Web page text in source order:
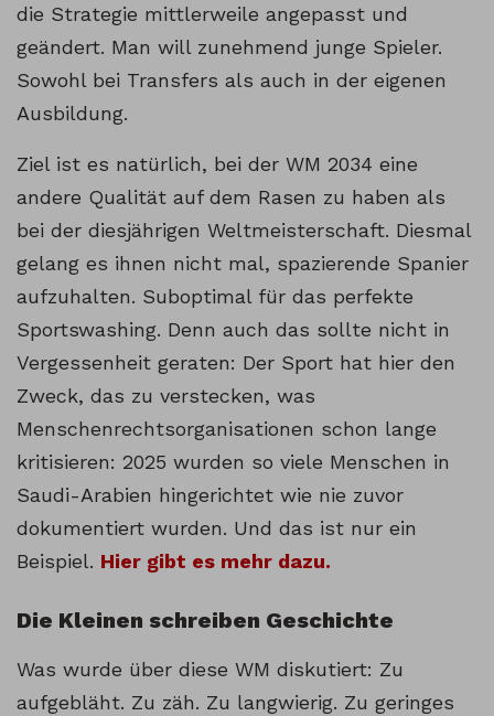
die Strategie mittlerweile angepasst und
geändert. Man will zunehmend junge Spieler.
Sowohl bei Transfers als auch in der eigenen
Ausbildung.
Ziel ist es natürlich, bei der WM 2034 eine
andere Qualität auf dem Rasen zu haben als
bei der diesjährigen Weltmeisterschaft. Diesmal
gelang es ihnen nicht mal, spazierende Spanier
aufzuhalten. Suboptimal für das perfekte
Sportswashing. Denn auch das sollte nicht in
Vergessenheit geraten: Der Sport hat hier den
Zweck, das zu verstecken, was
Menschenrechtsorganisationen schon lange
kritisieren: 2025 wurden so viele Menschen in
Saudi-Arabien hingerichtet wie nie zuvor
dokumentiert wurden. Und das ist nur ein
Beispiel. Hier gibt es mehr dazu.
Die Kleinen schreiben Geschichte
Was wurde über diese WM diskutiert: Zu
aufgebläht. Zu zäh. Zu langwierig. Zu geringes